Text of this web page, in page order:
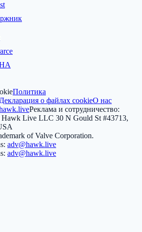
Политика
о файлах cookieО нас
Реклама и сотрудничество:
Live LLC 30 N Gould St #43713,
of Valve Corporation.
adv@hawk.live
adv@hawk.live